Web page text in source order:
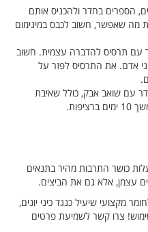
הספרים בחדר ולהכניס אותם
מה שאפשר, חשוב לכבס במינימום
עם תרסיס להדברה עצמית. חשוב
אדם. את התרסיס לפזר על
עם שואב אבק, כולל שאיבת
כושר התרבות מהיר בתנאים
עצמן, אלא גם את הביצים.
מקצועי שיעיל כנגד כיני יונים,
צרו קשר לשמיעת פרטים